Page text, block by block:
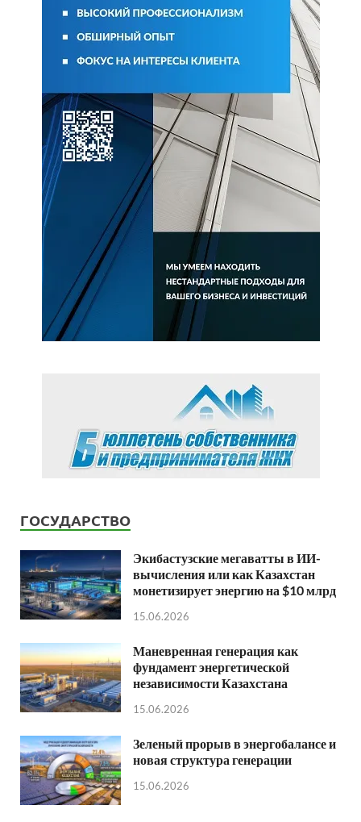
ГОСУДАРСТВО
Экибастузские мегаватты в ИИ-
вычисления или как Казахстан
монетизирует энергию на $10 млрд
15.06.2026
Маневренная генерация как
фундамент энергетической
независимости Казахстана
15.06.2026
Зеленый прорыв в энергобалансе и
новая структура генерации
15.06.2026